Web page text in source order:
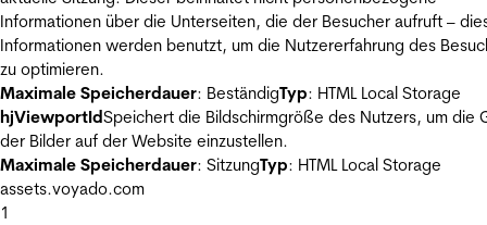
Informationen über die Unterseiten, die der Besucher aufruft –
Informationen werden benutzt, um die Nutzererfahrung des
zu optimieren.
Maximale Speicherdauer: BeständigTyp: HTML Local Storage
hjViewportIdSpeichert die Bildschirmgröße des Nutzers, um die
der Bilder auf der Website einzustellen.
Maximale Speicherdauer: SitzungTyp: HTML Local Storage
assets.voyado.com
1